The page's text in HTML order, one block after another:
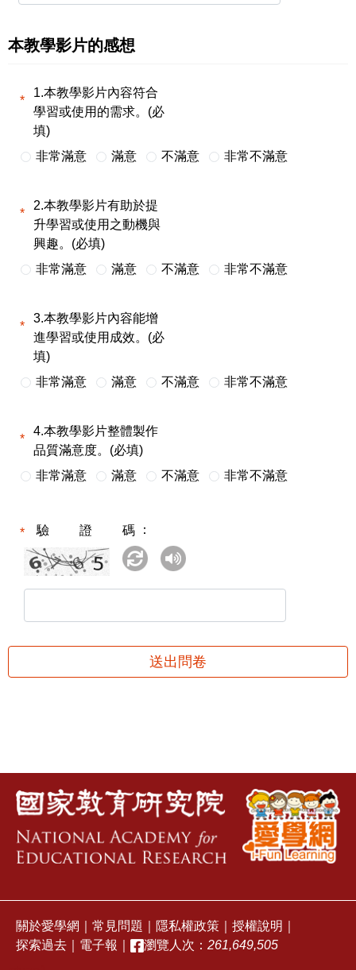
本教學影片的感想
1.本教學影片內容符合
學習或使用的需求。(必
填)
非常滿意
滿意 不滿意 非常不滿意
2.本教學影片有助於提
升學習或使用之動機與
興趣。(必填)
非常滿意
滿意 不滿意 非常不滿意
3.本教學影片內容能增
進學習或使用成效。(必
填)
非常滿意
滿意 不滿意 非常不滿意
4.本教學影片整體製作
品質滿意度。(必填)
非常滿意
滿意 不滿意 非常不滿意
驗證碼
送出問卷
關於愛學網 常見問題 隱私權政策 授權說明
探索過去
電子報 瀏覽人次： 261,649,505